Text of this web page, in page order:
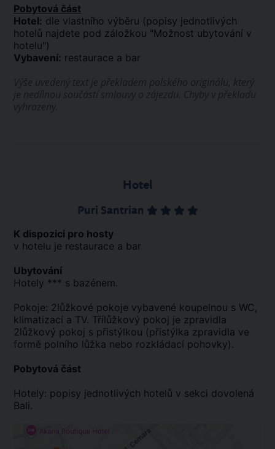
Pobytová část
Hotel: dle vlastního výběru (popisy jednotlivých
hotelů najdete pod záložkou "Možnost ubytování v
hotelu")
Vybavení: restaurace a bar
Hotel
Puri Santrian
K dispozici pro hosty
v hotelu je restaurace a bar
Ubytování
Hotely *** s bazénem.
Pokoje: 2lůžkové pokoje vybavené koupelnou s WC,
klimatizací a TV. Třílůžkový pokoj je zpravidla
2lůžkový pokoj s přistýlkou (přistýlka zpravidla ve
formě polního lůžka nebo rozkládací pohovky).
Pobytová část
Hotely: popisy jednotlivých hotelů v sekci dovolená
Bali.